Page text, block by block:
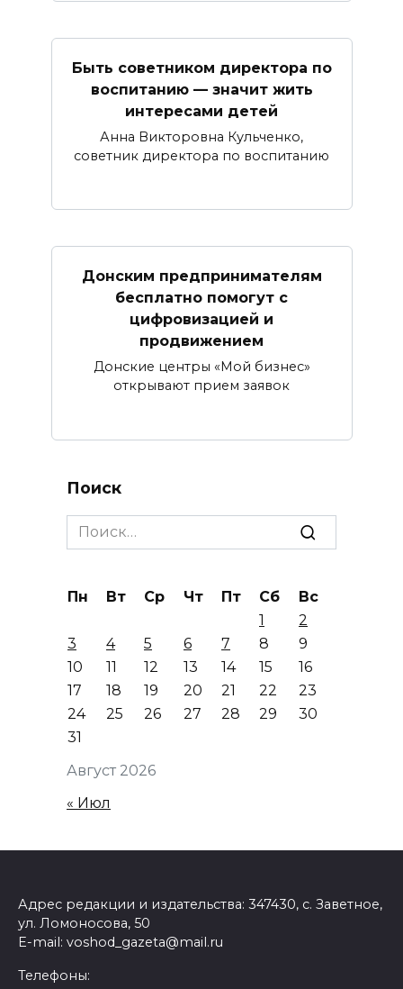
Быть советником директора по
воспитанию — значит жить
интересами детей
Анна Викторовна Кульченко,
советник директора по воспитанию
Донским предпринимателям
бесплатно помогут с
цифровизацией и
продвижением
Донские центры «Мой бизнес»
открывают прием заявок
Поиск
Search
for:
Август 2026
Пн Вт Ср Чт Пт Сб
Вс
1
2
3
4 5 6 7 8
9
10
11 12 13 14 15
16
17
18 19 20 21 22
23
24
25 26 27 28 29
30
31
« Июл
Адрес редакции и издательства: 347430, с. Заветное,
ул. Ломоносова, 50
E-mail: voshod_gazeta@mail.ru
Телефоны: